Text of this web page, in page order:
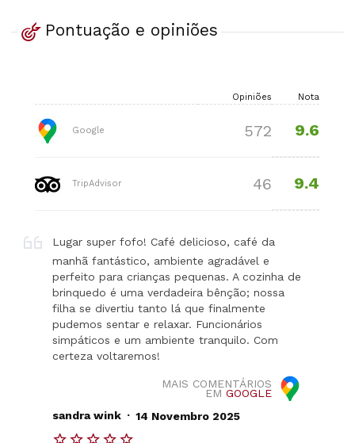
Pontuação e opiniões
Opiniões Nota
Google 572 9.6
TripAdvisor 46 9.4
Lugar super fofo! Café delicioso, café da
manhã fantástico, ambiente agradável e
perfeito para crianças pequenas. A cozinha de
brinquedo é uma verdadeira bênção; nossa
filha se divertiu tanto lá que finalmente
pudemos sentar e relaxar. Funcionários
simpáticos e um ambiente tranquilo. Com
certeza voltaremos!
MAIS COMENTÁRIOS
EM GOOGLE
sandra wink . 14 Novembro 2025